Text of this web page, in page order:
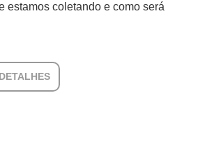
estamos coletando e como será